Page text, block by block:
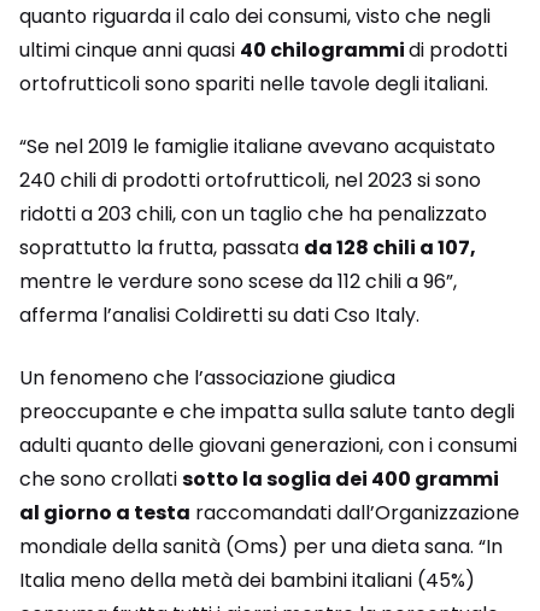
quanto riguarda il calo dei consumi, visto che negli
ultimi cinque anni quasi 40 chilogrammidi prodotti
ortofrutticoli sono spariti nelle tavole degli italiani.
“Se nel 2019 le famiglie italiane avevano acquistato
240 chili di prodotti ortofrutticoli, nel 2023 si sono
ridotti a 203 chili, con un taglio che ha penalizzato
soprattutto la frutta, passata da 128 chili a 107,
mentre le verdure sono scese da 112 chili a 96”,
afferma l’analisi Coldiretti su dati Cso Italy.
Un fenomeno che l’associazione giudica
preoccupante e che impatta sulla salute tanto degli
adulti quanto delle giovani generazioni, con i consumi
che sono crollatisotto la soglia dei 400 grammi
al giorno a testa raccomandati dall’Organizzazione
mondiale della sanità (Oms) per una dieta sana. “In
Italia meno della metà dei bambini italiani (45%)